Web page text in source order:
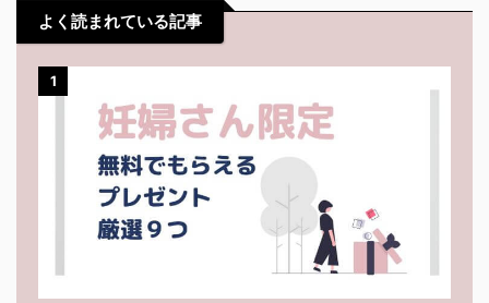
よく読まれている記事
1